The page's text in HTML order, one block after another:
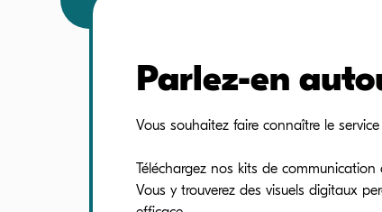
Parlez-en
Vous souhaitez faire connaître le
Téléchargez nos kits de
Vous y trouverez des visuels digitaux